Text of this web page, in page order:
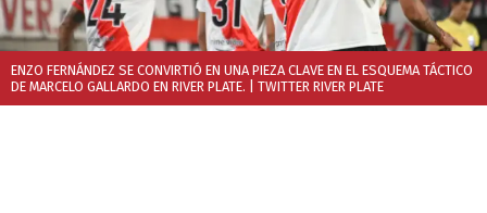
ENZO FERNÁNDEZ SE CONVIRTIÓ EN UNA PIEZA CLAVE EN EL ESQUEMA TÁCTICO
DE MARCELO GALLARDO EN RIVER PLATE. | TWITTER RIVER PLATE